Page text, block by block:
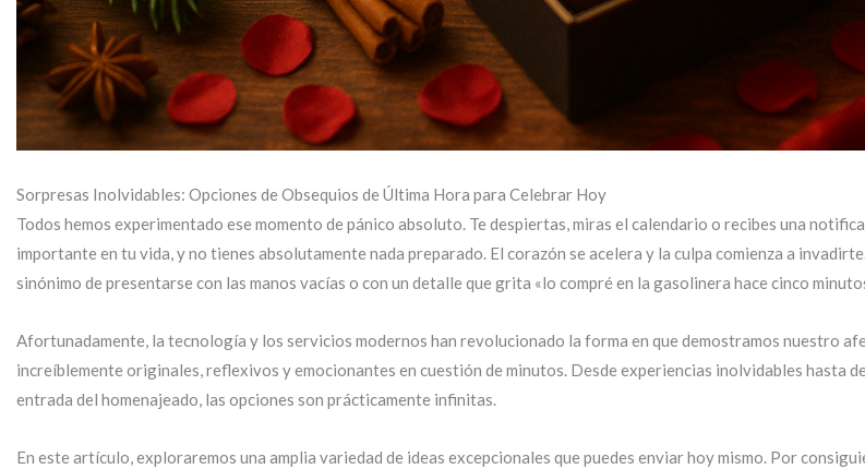
Sorpresas Inolvidables: Opciones de Obsequios de Última Hora para Celebrar Hoy
Todos hemos experimentado ese momento de pánico absoluto. Te despiertas, miras el calendario o recibes una
importante en tu vida, y no tienes absolutamente nada preparado. El corazón se acelera y la culpa comienza a
sinónimo de presentarse con las manos vacías o con un detalle que grita «lo compré en la gasolinera hace cinco
Afortunadamente, la tecnología y los servicios modernos han revolucionado la forma en que demostramos nuestro
increíblemente originales, reflexivos y emocionantes en cuestión de minutos. Desde experiencias inolvidables hasta
entrada del homenajeado, las opciones son prácticamente infinitas.
En este artículo, exploraremos una amplia variedad de ideas excepcionales que puedes enviar hoy mismo. Por